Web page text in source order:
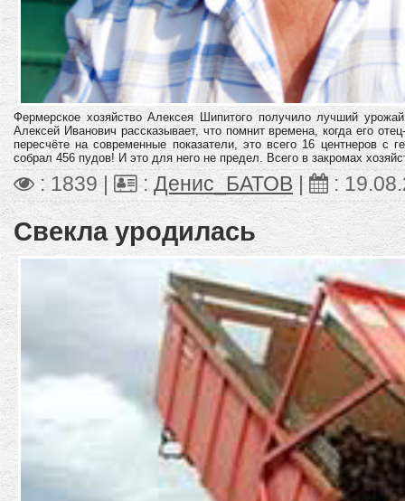
Фермерское хозяйство Алексея Шипитого получило лучший
Алексей Иванович рассказывает, что помнит времена, когда его
пересчёте на современные показатели, это всего 16 центнеров с
собрал 456 пудов! И это для него не предел. Всего в закромах
: 1839 | : Денис_БАТОВ| :
Свекла уродилась